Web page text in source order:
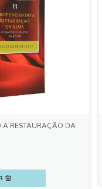
RESTAURAÇÃO DA